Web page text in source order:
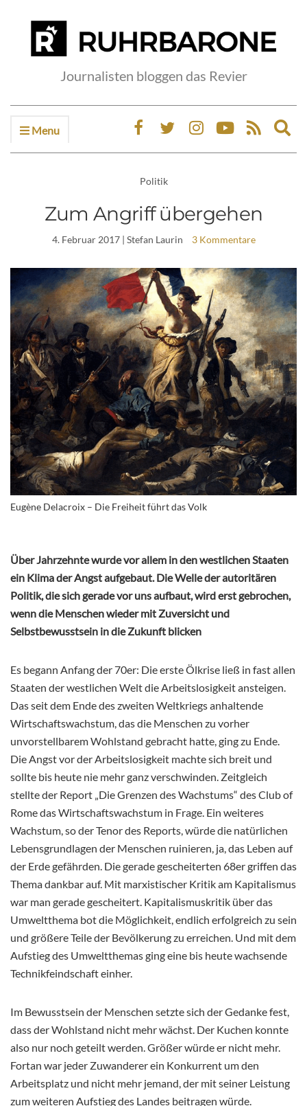
Journalisten bloggen das Revier
Menu
Politik
Zum Angriff übergehen
4. Februar 2017| Stefan Laurin 3 Kommentare
Eugène Delacroix – Die Freiheit führt das Volk
Über Jahrzehnte wurde vor allem in den westlichen Staaten
ein Klima der Angst aufgebaut. Die Welle der autoritären
Politik, die sich gerade vor uns aufbaut, wird erst gebrochen,
wenn die Menschen wieder mit Zuversicht und
Selbstbewusstsein in die Zukunft blicken
Es begann Anfang der 70er: Die erste Ölkrise ließ in fast allen
Staaten der westlichen Welt die Arbeitslosigkeit ansteigen.
Das seit dem Ende des zweiten Weltkriegs anhaltende
Wirtschaftswachstum, das die Menschen zu vorher
unvorstellbarem Wohlstand gebracht hatte, ging zu Ende.
Die Angst vor der Arbeitslosigkeit machte sich breit und
sollte bis heute nie mehr ganz verschwinden. Zeitgleich
stellte der Report „Die Grenzen des Wachstums“ des Club of
Rome das Wirtschaftswachstum in Frage. Ein weiteres
Wachstum, so der Tenor des Reports, würde die natürlichen
Lebensgrundlagen der Menschen ruinieren, ja, das Leben auf
der Erde gefährden. Die gerade gescheiterten 68er griffen das
Thema dankbar auf. Mit marxistischer Kritik am Kapitalismus
war man gerade gescheitert. Kapitalismuskritik über das
Umweltthema bot die Möglichkeit, endlich erfolgreich zu sein
und größere Teile der Bevölkerung zu erreichen. Und mit dem
Aufstieg des Umweltthemas ging eine bis heute wachsende
Technikfeindschaft einher.
Im Bewusstsein der Menschen setzte sich der Gedanke fest,
dass der Wohlstand nicht mehr wächst. Der Kuchen konnte
also nur noch geteilt werden. Größer würde er nicht mehr.
Fortan war jeder Zuwanderer ein Konkurrent um den
Arbeitsplatz und nicht mehr jemand, der mit seiner Leistung
zum weiteren Aufstieg des Landes beitragen würde.